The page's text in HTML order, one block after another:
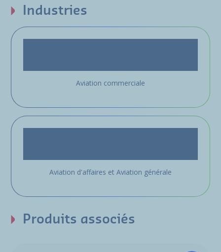
Industries
Aviation commerciale
Aviation d'affaires et Aviation générale
Produits associés